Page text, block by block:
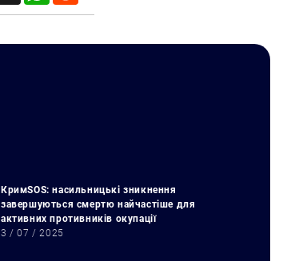
КримSOS: насильницькі зникнення
завершуються смертю найчастіше для
активних противників окупації
3 / 07 / 2025